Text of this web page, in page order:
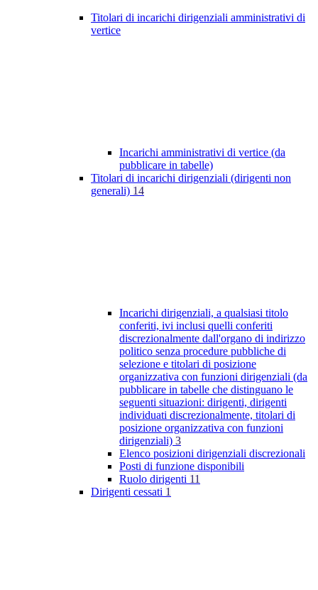
Titolari di incarichi dirigenziali amministrativi di
vertice
Incarichi amministrativi di vertice (da
pubblicare in tabelle)
Titolari di incarichi dirigenziali (dirigenti non
generali) 14
Incarichi dirigenziali, a qualsiasi titolo
conferiti, ivi inclusi quelli conferiti
discrezionalmente dall'organo di indirizzo
politico senza procedure pubbliche di
selezione e titolari di posizione
organizzativa con funzioni dirigenziali (da
pubblicare in tabelle che distinguano le
seguenti situazioni: dirigenti, dirigenti
individuati discrezionalmente, titolari di
posizione organizzativa con funzioni
dirigenziali) 3
Elenco posizioni dirigenziali discrezionali
Posti di funzione disponibili
Ruolo dirigenti 11
Dirigenti cessati 1